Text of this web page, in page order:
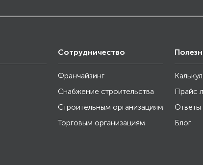
Сотрудничество
Франчайзинг
Снабжение строительства
Строительным организациям
Торговым организациям
Прайс
Ответы
Блог